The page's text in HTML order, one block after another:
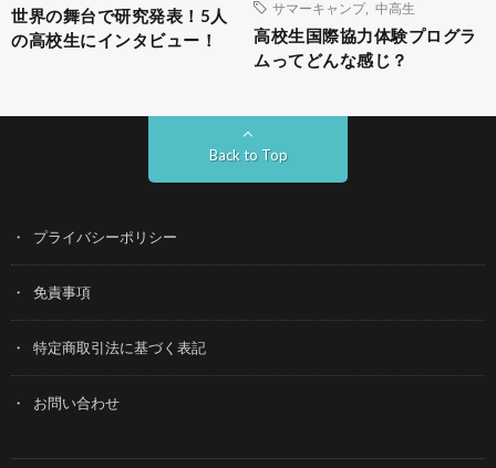
世界の舞台で研究発表！5人
の高校生にインタビュー！
サマーキャンプ
中高生
高校生国際協力体験プログラ
ムってどんな感じ？
Back to Top
プライバシーポリシー
免責事項
特定商取引法に基づく表記
お問い合わせ